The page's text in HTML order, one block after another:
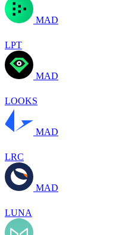
MAD
LPT
MAD
LOOKS
MAD
LRC
MAD
LUNA